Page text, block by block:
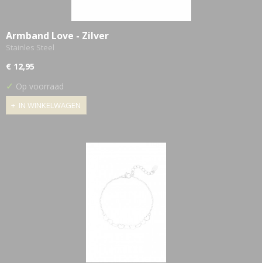
Armband Love - Zilver
Stainles Steel
€ 12,95
✓ Op voorraad
IN WINKELWAGEN